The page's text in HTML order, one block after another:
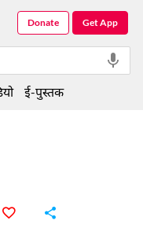
Get App
Donate
ई-पुस्तक